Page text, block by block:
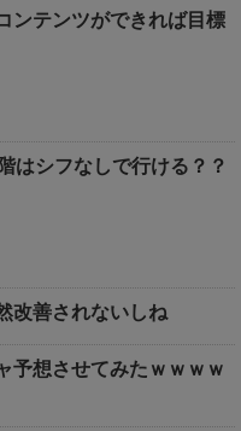
ンテンツができれば目標
はシフなしで行ける？？
改善されないしね
予想させてみたｗｗｗｗ